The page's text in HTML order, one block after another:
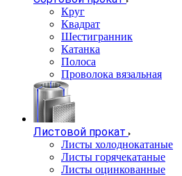
Круг
Квадрат
Шестигранник
Катанка
Полоса
Проволока вязальная
Листовой прокат
Листы холоднокатаные
Листы горячекатаные
Листы оцинкованные